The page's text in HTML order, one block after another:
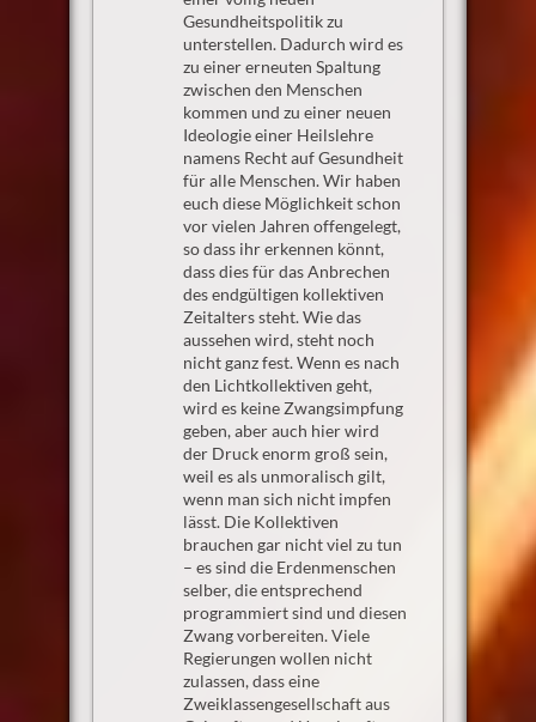
Gesundheitspolitik zu
unterstellen. Dadurch wird es
zu einer erneuten Spaltung
zwischen den Menschen
kommen und zu einer neuen
Ideologie einer Heilslehre
namens Recht auf Gesundheit
für alle Menschen. Wir haben
euch diese Möglichkeit schon
vor vielen Jahren offengelegt,
so dass ihr erkennen könnt,
dass dies für das Anbrechen
des endgültigen kollektiven
Zeitalters steht. Wie das
aussehen wird, steht noch
nicht ganz fest. Wenn es nach
den Lichtkollektiven geht,
wird es keine Zwangsimpfung
geben, aber auch hier wird
der Druck enorm groß sein,
weil es als unmoralisch gilt,
wenn man sich nicht impfen
lässt. Die Kollektiven
brauchen gar nicht viel zu tun
– es sind die Erdenmenschen
selber, die entsprechend
programmiert sind und diesen
Zwang vorbereiten. Viele
Regierungen wollen nicht
zulassen, dass eine
Zweiklassengesellschaft aus